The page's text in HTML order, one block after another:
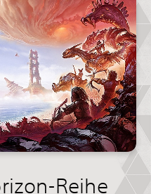
Reihe